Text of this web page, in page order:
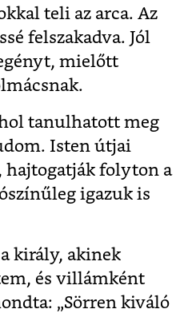
teli az arca. Az
felszakadva. Jól
mielőtt
tanulhatott meg
Isten útjai
hajtogatják folyton a
igazuk is
király, akinek
és villámként
„Sörren kiváló